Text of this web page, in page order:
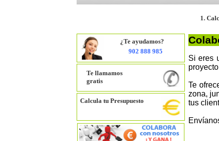
1.
902 888 985
¿Te ayudamos?
Te llamamos
gratis
Calcula tu Presupuesto
Si eres
Te
zona,
tus